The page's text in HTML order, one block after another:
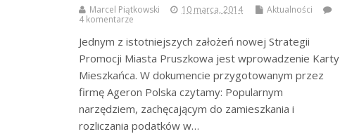
Marcel Piątkowski 10 marca, 2014
Aktualności
4 komentarze
Jednym z istotniejszych założeń nowej Strategii
Promocji Miasta Pruszkowa jest wprowadzenie Karty
Mieszkańca. W dokumencie przygotowanym przez
firmę Ageron Polska czytamy: Popularnym
narzędziem, zachęcającym do zamieszkania i
rozliczania podatków w…